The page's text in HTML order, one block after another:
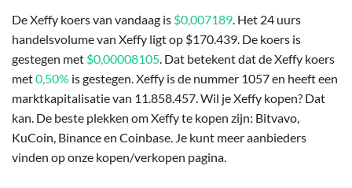
De Xeffy koers van vandaag is $0,007189. Het 24 uurs
handelsvolume van Xeffy ligt op $170.439. De koers is
gestegen met $0,00008105. Dat betekent dat de Xeffy koers
met0,50% is gestegen. Xeffy is de nummer 1057 en heeft een
marktkapitalisatie van 11.858.457. Wil je Xeffy kopen? Dat
kan. De beste plekken om Xeffy te kopen zijn: Bitvavo,
KuCoin, Binance en Coinbase. Je kunt meer aanbieders
vinden op onze kopen/verkopen pagina.